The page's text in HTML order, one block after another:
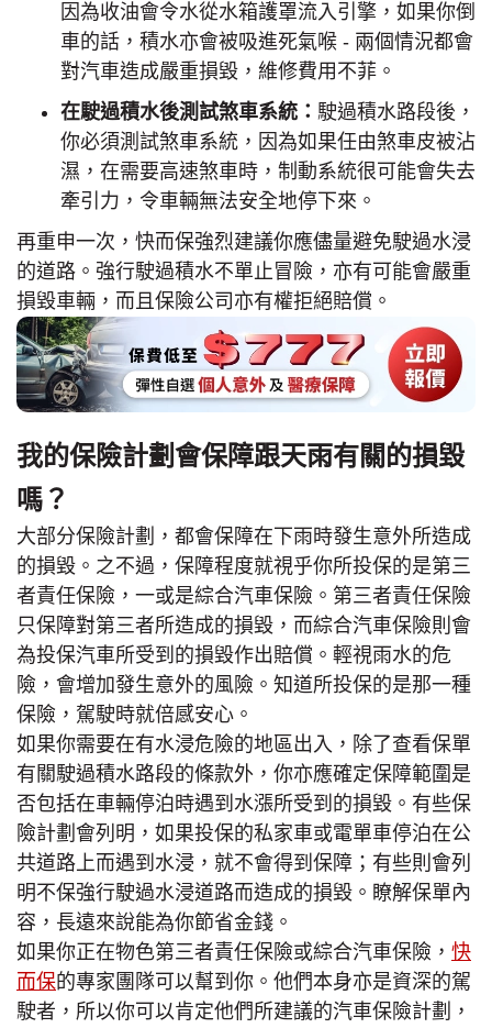
因為收油會令水從水箱護罩流入引擎，如果你倒
車的話，積水亦會被吸進死氣喉 - 兩個情況都會
對汽車造成嚴重損毀，維修費用不菲。
在駛過積水後測試煞車系統： 駛過積水路段後，
你必須測試煞車系統，因為如果任由煞車皮被沾
濕，在需要高速煞車時，制動系統很可能會失去
牽引力，令車輛無法安全地停下來。
再重申一次，快而保強烈建議你應儘量避免駛過水浸
的道路。強行駛過積水不單止冒險，亦有可能會嚴重
損毀車輛，而且保險公司亦有權拒絕賠償。
我的保險計劃會保障跟天雨有關的損毀
嗎？
大部分保險計劃，都會保障在下雨時發生意外所造成
的損毀。之不過，保障程度就視乎你所投保的是第三
者責任保險，一或是綜合汽車保險。第三者責任保險
只保障對第三者所造成的損毀，而綜合汽車保險則會
為投保汽車所受到的損毀作出賠償。輕視雨水的危
險，會增加發生意外的風險。知道所投保的是那一種
保險，駕駛時就倍感安心。
如果你需要在有水浸危險的地區出入，除了查看保單
有關駛過積水路段的條款外，你亦應確定保障範圍是
否包括在車輛停泊時遇到水漲所受到的損毀。有些保
險計劃會列明，如果投保的私家車或電單車停泊在公
共道路上而遇到水浸，就不會得到保障；有些則會列
明不保強行駛過水浸道路而造成的損毀。瞭解保單內
容，長遠來說能為你節省金錢。
如果你正在物色第三者責任保險或綜合汽車保險， 快
而保的專家團隊可以幫到你。他們本身亦是資深的駕
駛者，所以你可以肯定他們所建議的汽車保險計劃，